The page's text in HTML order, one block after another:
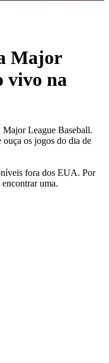
Major
vivo na
League Baseball.
os jogos do dia de
fora dos EUA. Por
encontrar uma.